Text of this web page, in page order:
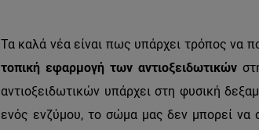
Τα καλά νέα είναι πως υπάρχει τρόπος να
τοπική εφαρμογή των αντιοξειδωτικών
αντιοξειδωτικών υπάρχει στη φυσική
ενός ενζύμου, το σώμα μας δεν μπορεί να